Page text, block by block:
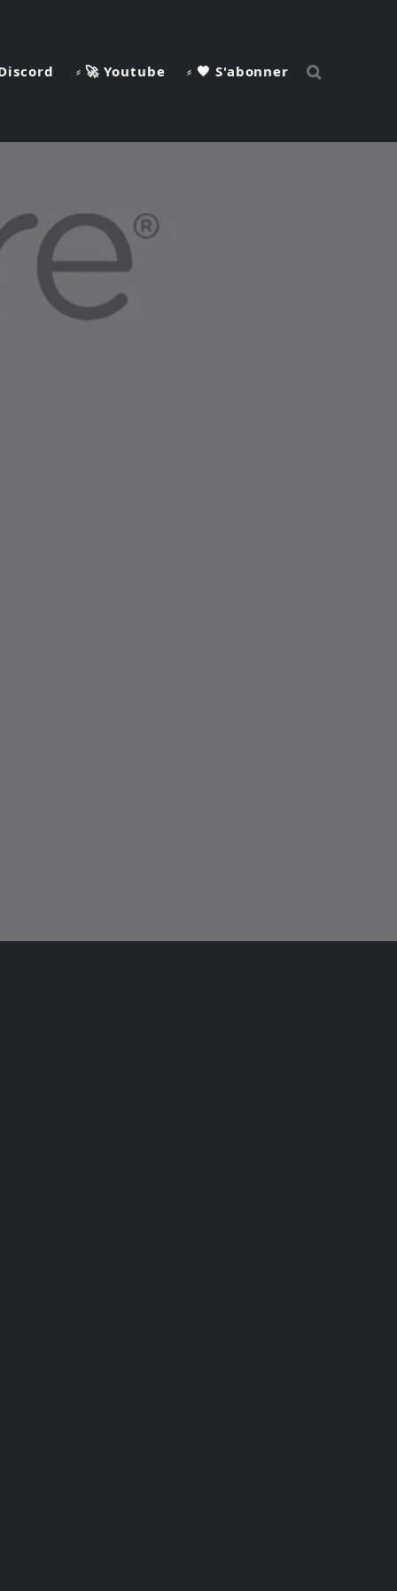
⸗ 🚀 Youtube ⸗ 🧡 S'abonner